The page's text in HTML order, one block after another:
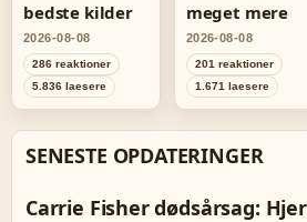
bedste kilder
2026-08-08
286 reaktioner
5.836 laesere
meget mere
2026-08-08
201 reaktioner
1.671 laesere
SENESTE OPDATERINGER
Carrie Fisher dødsårsag: